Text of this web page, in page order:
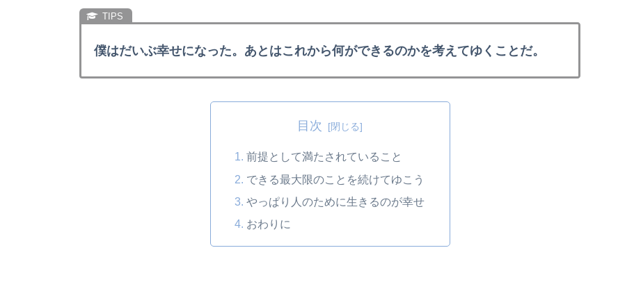
僕はだいぶ幸せになった。あとはこれから何ができるのかを考えてゆくことだ。
目次
前提として満たされていること
できる最大限のことを続けてゆこう
やっぱり人のために生きるのが幸せ
おわりに